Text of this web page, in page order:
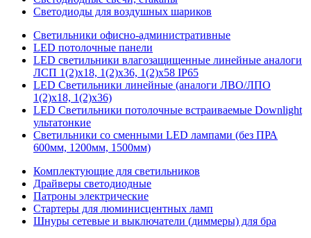
Светодиоды для воздушных шариков
Светильники офисно-административные
LED потолочные панели
LED светильники влагозащищенные линейные аналоги
ЛСП 1(2)х18, 1(2)х36, 1(2)х58 IP65
LED Светильники линейные (аналоги ЛВО/ЛПО
1(2)х18, 1(2)х36)
LED Светильники потолочные встраиваемые Downlight
ультатонкие
Светильники со сменными LED лампами (без ПРА
600мм, 1200мм, 1500мм)
Комплектующие для светильников
Драйверы светодиодные
Патроны электрические
Стартеры для люминисцентных ламп
Шнуры сетевые и выключатели (диммеры) для бра